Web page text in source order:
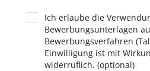
Ich erlaube die
Bewerbungsunterlagen
Bewerbungsverfahren
Einwilligung ist mit
widerruflich. (optional)